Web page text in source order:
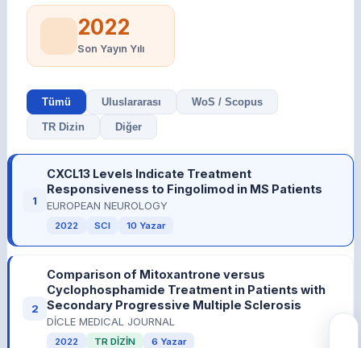
2022
Son Yayın Yılı
Tümü Uluslararası WoS / Scopus
TR Dizin Diğer
1
CXCL13 Levels Indicate Treatment
Responsiveness to Fingolimod in MS Patients
EUROPEAN NEUROLOGY
2022 SCI 10 Yazar
2
Comparison of Mitoxantrone versus
Cyclophosphamide Treatment in Patients with
Secondary Progressive Multiple Sclerosis
DİCLE MEDICAL JOURNAL
2022 TR DİZİN 6 Yazar